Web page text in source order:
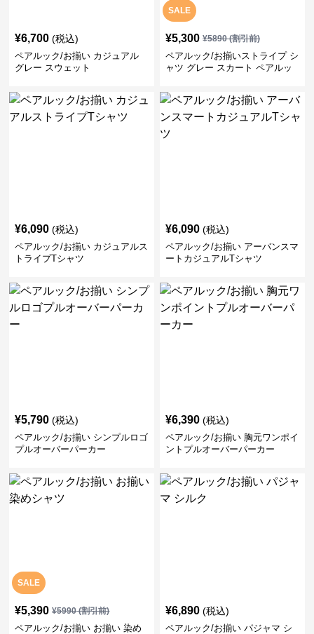
¥6,700 (税込)
ペアルック/お揃い カジュアル
グレー スウェット
SALE
¥5,300 ¥5890(割引前)
ペアルック/お揃いストライプ シ
ャツ グレー スカート ペアルッ
¥6,090 (税込)
ペアルック/お揃い カジュアルス
トライプTシャツ
¥6,090 (税込)
ペアルック/お揃い アーバンスマ
ートカジュアルTシャツ
¥5,790 (税込)
ペアルック/お揃い シンプルロゴ
プルオーバーパーカー
¥6,390 (税込)
ペアルック/お揃い 胸元ワンポイ
ントプルオーバーパーカー
SALE
¥5,390 ¥5990(割引前)
ペアルック/お揃い お揃い 染め
¥6,890 (税込)
ペアルック/お揃い パジャマ シ